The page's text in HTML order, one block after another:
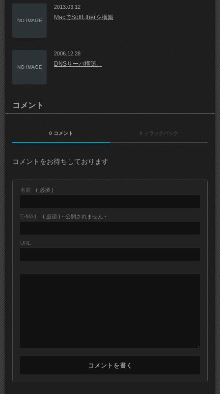
NO IMAGE
2013.03.12
MacでSoftEtherを構築
NO IMAGE
2006.12.28
DNSサーバ構築。
コメント
0 コメント 0 トラックバック
コメントをお待ちしております
名前 ( 必須 )
E-MAIL ( 必須 ) - 公開されません -
URL